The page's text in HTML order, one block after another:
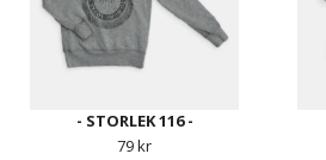
- STORLEK 116 -
79 kr